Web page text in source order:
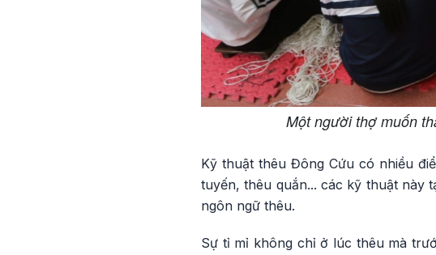
Một người thợ muốn
Kỹ thuật thêu Đông Cứu có nhiều
tuyến, thêu quắn... các kỹ thuật này
ngôn ngữ thêu.
Sự tỉ mỉ không chỉ ở lúc thêu mà